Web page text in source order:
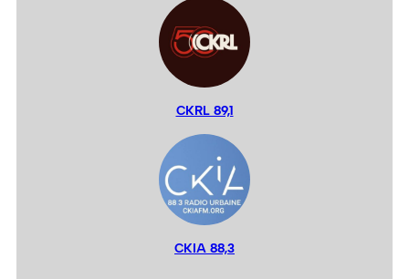
CKRL 89,1
CKIA 88,3